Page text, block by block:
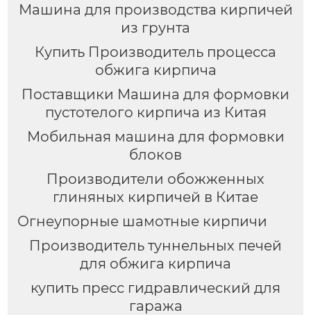
Машина для производства кирпичей
из грунта
Купить Производитель процесса
обжига кирпича
Поставщики Машина для формовки
пустотелого кирпича из Китая
Мобильная машина для формовки
блоков
Производители обожженных
глиняных кирпичей в Китае
Огнеупорные шамотные кирпичи
Производитель туннельных печей
для обжига кирпича
купить пресс гидравлический для
гаража